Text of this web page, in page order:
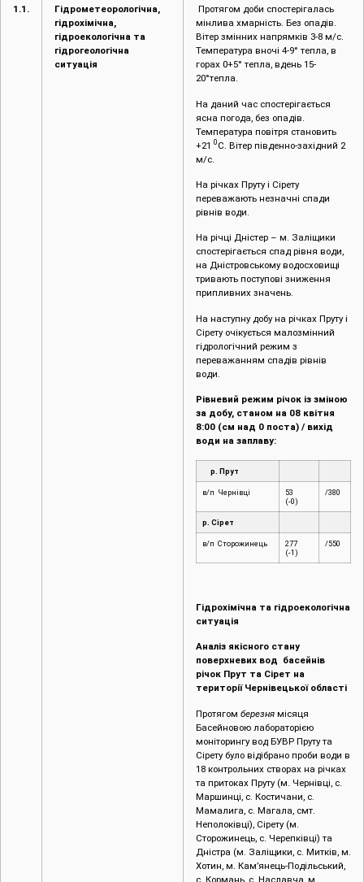
1.1.
Гідрометеорологічна,
гідрохімічна,
гідроекологічна та
гідрогеологічна
ситуація
Протягом доби спостерігалась
мінлива хмарність. Без опадів.
Вітер змінних напрямків 3-8 м/с.
Температура вночі 4-9° тепла, в
горах 0+5° тепла, вдень 15-
20°тепла.
На даний час спостерігається
ясна погода, без опадів.
Температура повітря становить
+21 0 С. Вітер південно-західний 2
м/с.
На річках Пруту і Сірету
переважають незначні спади
рівнів води.
На річці Дністер – м. Заліщики
спостерігається спад рівня води,
на Дністровському водосховищі
тривають поступові зниження
припливних значень.
На наступну добу на річках Пруту і
Сірету очікується малозмінний
гідрологічний режим з
переважанням спадів рівнів
води.
Рівневий режим річок із зміною
за добу, станом на 08 квітня
8:00 (см над 0 поста) / вихід
води на заплаву:
р. Прут
в/п Чернівці
53
(-0)
/380
р. Сірет
в/п Сторожинець
277
(-1)
/550
Гідрохімічна та гідроекологічна
ситуація
Аналіз якісного стану
поверхневих вод басейнів
річок Прут та Сірет на
території Чернівецької області
Протягом березня місяця
Басейновою лабораторією
моніторингу вод БУВР Пруту та
Сірету було відібрано проби води в
18 контрольних створах на річках
та притоках Пруту (м. Чернівці, c.
Маршинці, с. Костичани, с.
Мамалига, с. Магала, смт.
Неполоківці), Сірету (м.
Сторожинець, с. Черепківці) та
Дністра (м. Заліщики, с. Митків, м.
Хотин, м. Кам’янець-Подільський,
с. Кормань, с. Наславча, м.